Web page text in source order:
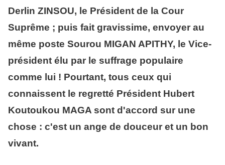
Derlin ZINSOU, le Président de la Cour
Suprême ; puis fait gravissime, envoyer au
même poste Sourou MIGAN APITHY, le Vice-
président élu par le suffrage populaire
comme lui ! Pourtant, tous ceux qui
connaissent le regretté Président Hubert
Koutoukou MAGA sont d'accord sur une
chose : c'est un ange de douceur et un bon
vivant.